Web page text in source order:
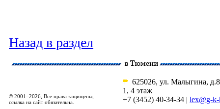
Назад в раздел
© 2001–2026, Все права защищены,
ссылка на сайт обязательна.
625026, ул. Малыгина,
1, 4 этаж
+7 (3452) 40-34-34 | lex@g-